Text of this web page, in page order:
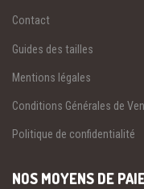
Contact
Guides des tailles
Mentions légales
Conditions Générales de
Politique de confidentialité
NOS MOYENS DE